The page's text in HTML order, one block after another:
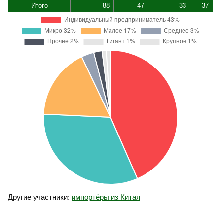
Итого
88 47 33 37
Другие участники: импортёры из Китая